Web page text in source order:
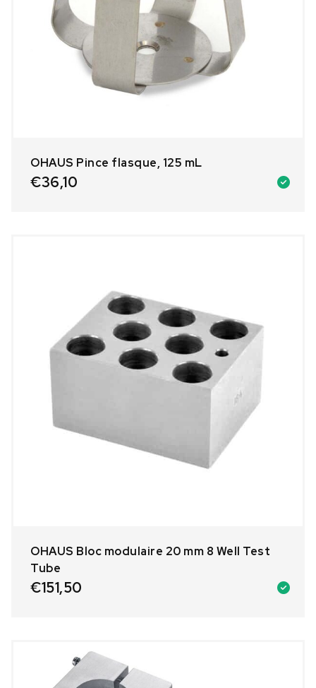
OHAUS Pince flasque, 125 mL
€36,10
OHAUS Bloc modulaire 20 mm 8 Well Test
Tube
€151,50